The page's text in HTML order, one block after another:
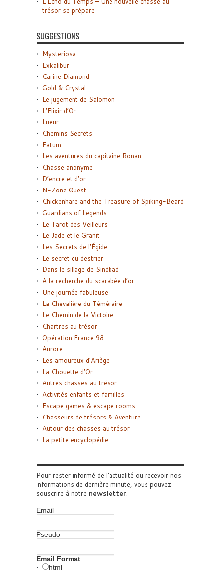
trésor se prépare
SUGGESTIONS
Mysteriosa
Exkalibur
Carine Diamond
Gold & Crystal
Le jugement de Salomon
L’Elixir d’Or
Lueur
Chemins Secrets
Fatum
Les aventures du capitaine Ronan
Chasse anonyme
D’encre et d’or
N-Zone Quest
Chickenhare and the Treasure of Spiking-Beard
Guardians of Legends
Le Tarot des Veilleurs
Le Jade et le Granit
Les Secrets de l’Égide
Le secret du destrier
Dans le sillage de Sindbad
A la recherche du scarabée d’or
Une journée fabuleuse
La Chevalière du Téméraire
Le Chemin de la Victoire
Chartres au trésor
Opération France 98
Aurore
Les amoureux d’Ariège
La Chouette d’Or
Autres chasses au trésor
Activités enfants et familles
Escape games & escape rooms
Chasseurs de trésors & Aventure
Autour des chasses au trésor
La petite encyclopédie
Pour rester informé de l'actualité ou recevoir nos
informations de dernière minute, vous pouvez
souscrire à notre newsletter.
Email
Pseudo
Email Format
html